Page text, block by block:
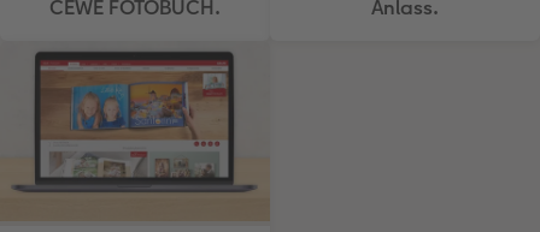
CEWE FOTOBUCH.
Anlass.